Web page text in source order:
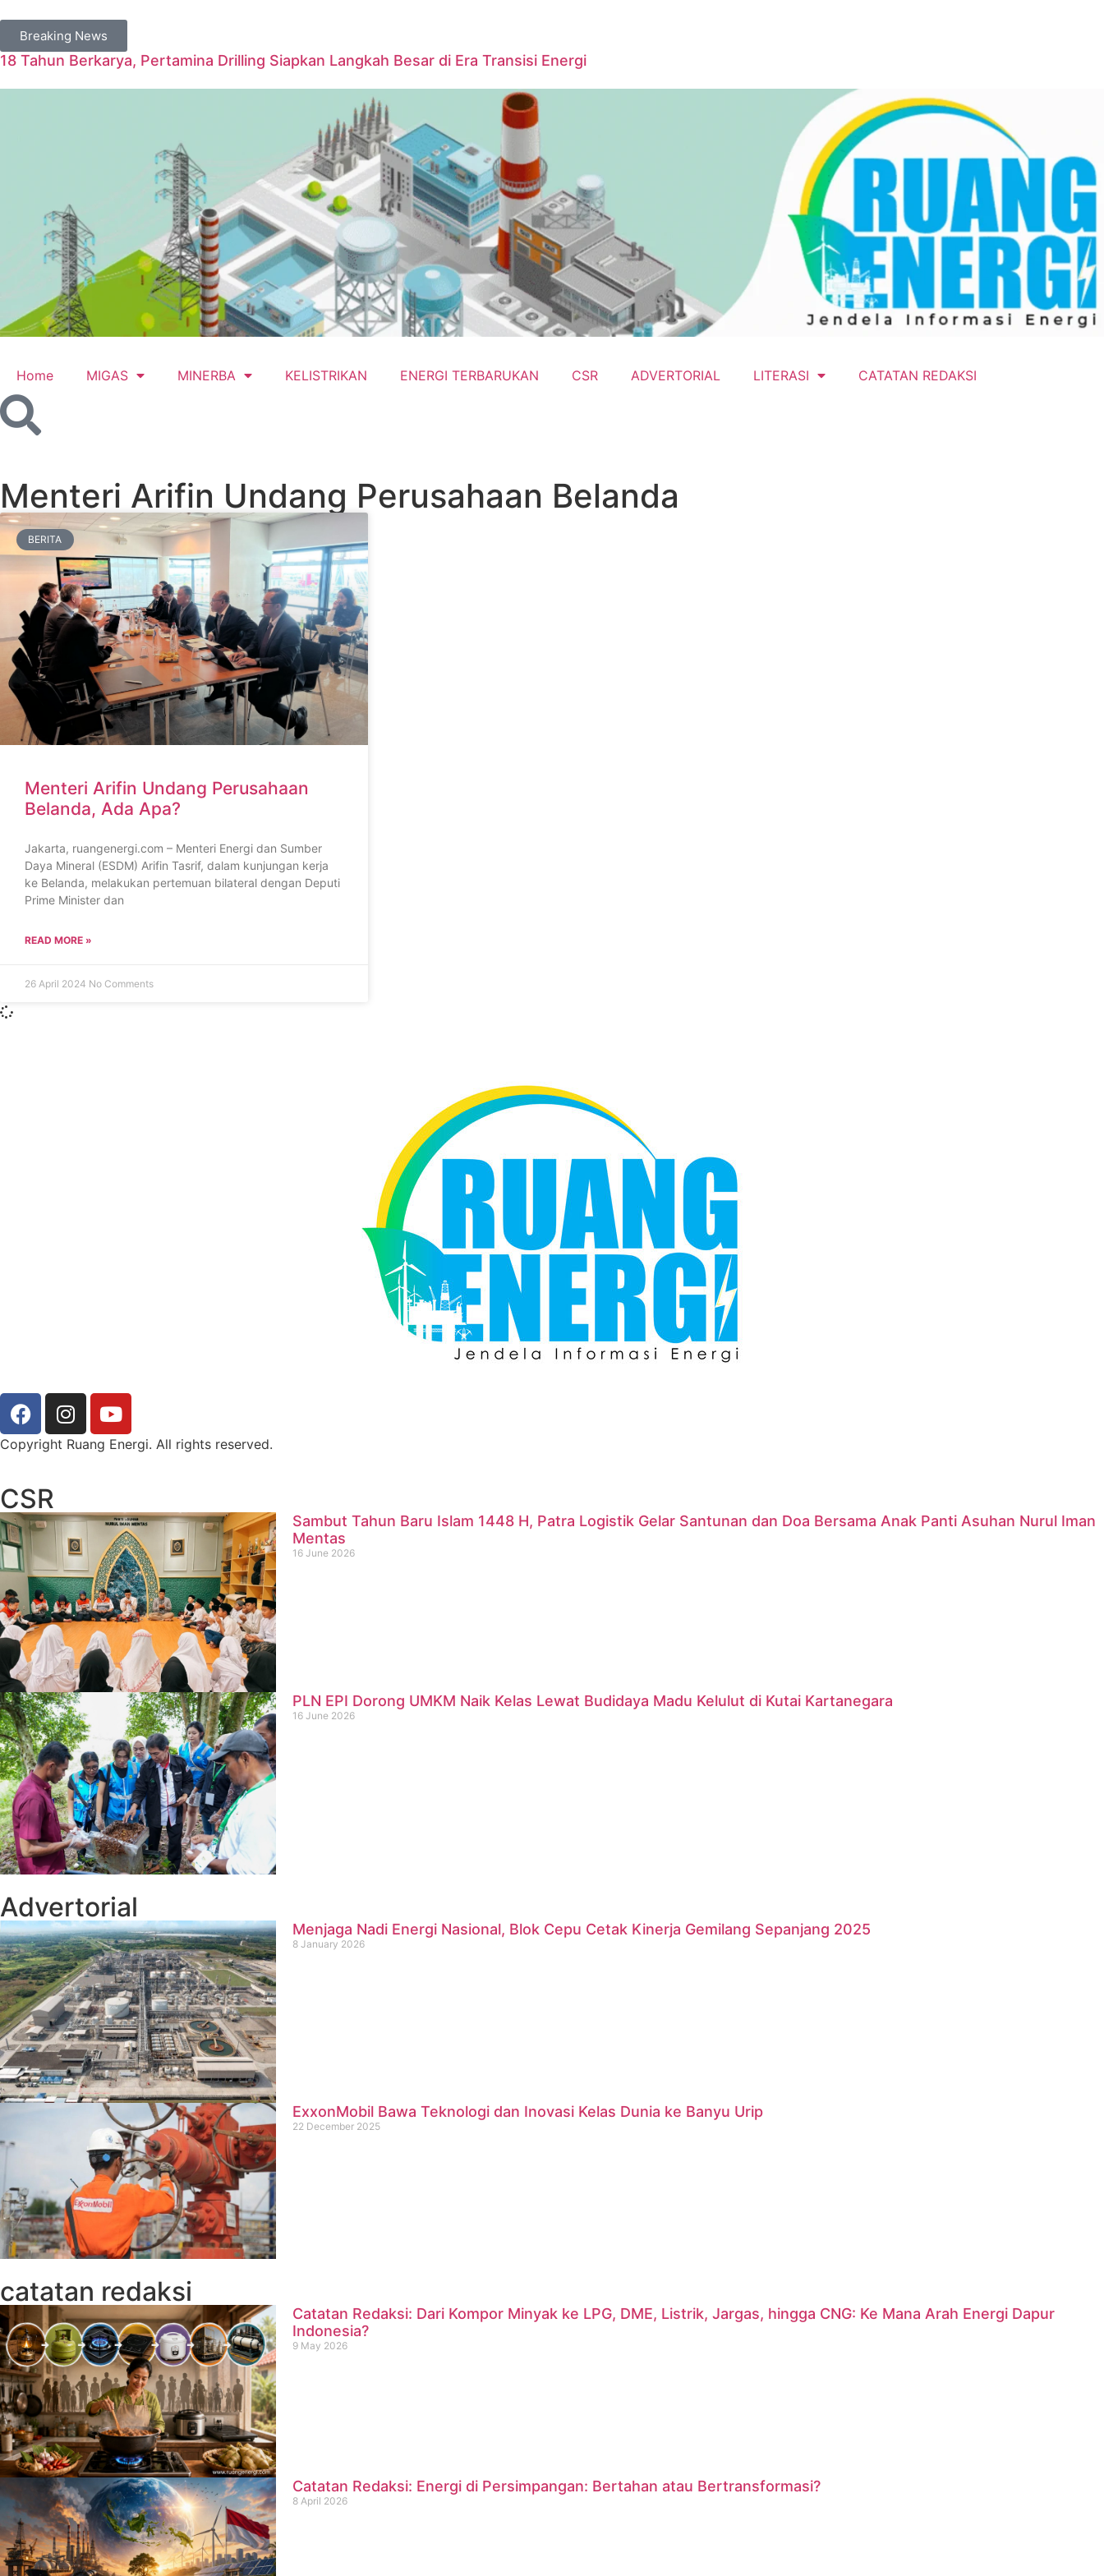
Breaking News
18 Tahun Berkarya, Pertamina Drilling Siapkan Langkah Besar di Era Transisi Energi
Home MIGAS MINERBA KELISTRIKAN ENERGI TERBARUKAN CSR ADVERTORIAL LITERASI CATATAN REDAKSI
Menteri Arifin Undang Perusahaan Belanda
BERITA
Menteri Arifin Undang Perusahaan
Belanda, Ada Apa?
Jakarta, ruangenergi.com – Menteri Energi dan Sumber
Daya Mineral (ESDM) Arifin Tasrif, dalam kunjungan kerja
ke Belanda, melakukan pertemuan bilateral dengan Deputi
Prime Minister dan
READ MORE »
26 April 2024 No Comments
Copyright Ruang Energi. All rights reserved.
CSR
Sambut Tahun Baru Islam 1448 H, Patra Logistik Gelar Santunan dan Doa Bersama Anak Panti Asuhan Nurul Iman
Mentas
16 June 2026
PLN EPI Dorong UMKM Naik Kelas Lewat Budidaya Madu Kelulut di Kutai Kartanegara
16 June 2026
Advertorial
Menjaga Nadi Energi Nasional, Blok Cepu Cetak Kinerja Gemilang Sepanjang 2025
8 January 2026
ExxonMobil Bawa Teknologi dan Inovasi Kelas Dunia ke Banyu Urip
22 December 2025
catatan redaksi
Catatan Redaksi: Dari Kompor Minyak ke LPG, DME, Listrik, Jargas, hingga CNG: Ke Mana Arah Energi Dapur
Indonesia?
9 May 2026
Catatan Redaksi: Energi di Persimpangan: Bertahan atau Bertransformasi?
8 April 2026